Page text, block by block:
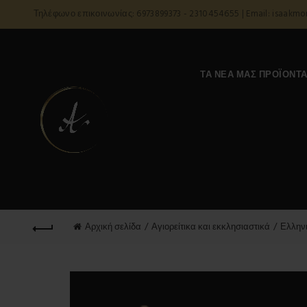
Τηλέφωνο επικοινωνίας: 6973899373 - 2310454655 | Email:
ΤΑ ΝΈΑ ΜΑΣ ΠΡΟΪΌΝΤΑ
Αρχική σελίδα Αγιορείτικα και εκκλησιαστικά